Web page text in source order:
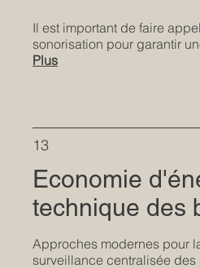
Il est important de faire
sonorisation pour garantir
Plus
13
Economie
technique des
Approches modernes pour
surveillance centralisée